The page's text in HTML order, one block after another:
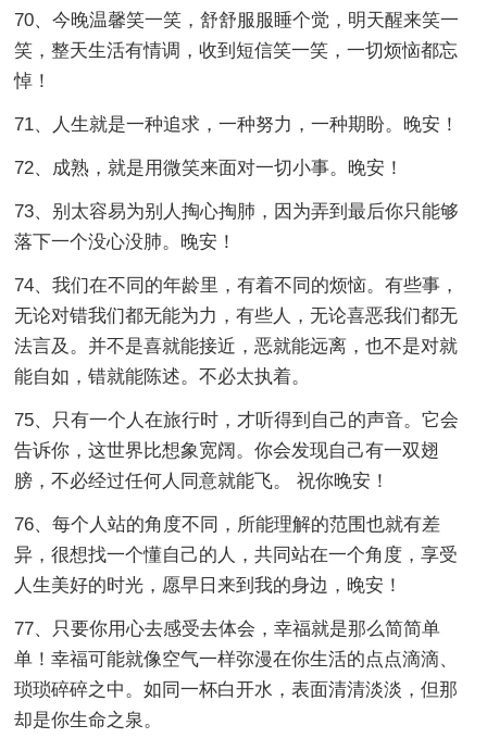
70、今晚温馨笑一笑，舒舒服服睡个觉，明天醒来笑一
笑，整天生活有情调，收到短信笑一笑，一切烦恼都忘
悼！
71、人生就是一种追求，一种努力，一种期盼。晚安！
72、成熟，就是用微笑来面对一切小事。晚安！
73、别太容易为别人掏心掏肺，因为弄到最后你只能够
落下一个没心没肺。晚安！
74、我们在不同的年龄里，有着不同的烦恼。有些事，
无论对错我们都无能为力，有些人，无论喜恶我们都无
法言及。并不是喜就能接近，恶就能远离，也不是对就
能自如，错就能陈述。不必太执着。
75、只有一个人在旅行时，才听得到自己的声音。它会
告诉你，这世界比想象宽阔。你会发现自己有一双翅
膀，不必经过任何人同意就能飞。 祝你晚安！
76、每个人站的角度不同，所能理解的范围也就有差
异，很想找一个懂自己的人，共同站在一个角度，享受
人生美好的时光，愿早日来到我的身边，晚安！
77、只要你用心去感受去体会，幸福就是那么简简单
单！幸福可能就像空气一样弥漫在你生活的点点滴滴、
琐琐碎碎之中。如同一杯白开水，表面清清淡淡，但那
却是你生命之泉。